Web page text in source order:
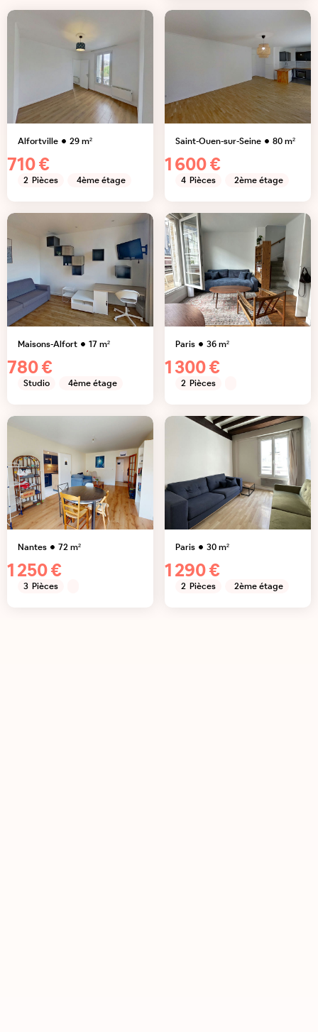
Alfortville 29m²
710 €
2 Pièces 4ème étage
Saint-Ouen-sur-Seine 80m²
1 600 €
4 Pièces 2ème étage
Maisons-Alfort 17m²
780 €
Studio 4ème étage
Paris 36m²
1 300 €
2 Pièces
Nantes 72m²
1 250 €
3 Pièces
Paris 30m²
1 290 €
2 Pièces 2ème étage